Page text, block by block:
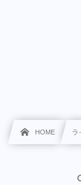
HOME ラ